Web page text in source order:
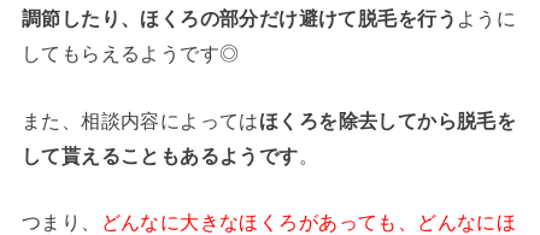
調節したり、ほくろの部分だけ避けて脱毛を行う ように
してもらえるようです◎
また、相談内容によってはほくろを除去してから脱毛を
して貰えることもあるようです。
つまり、
どんなに大きなほくろがあっても、どんなにほ